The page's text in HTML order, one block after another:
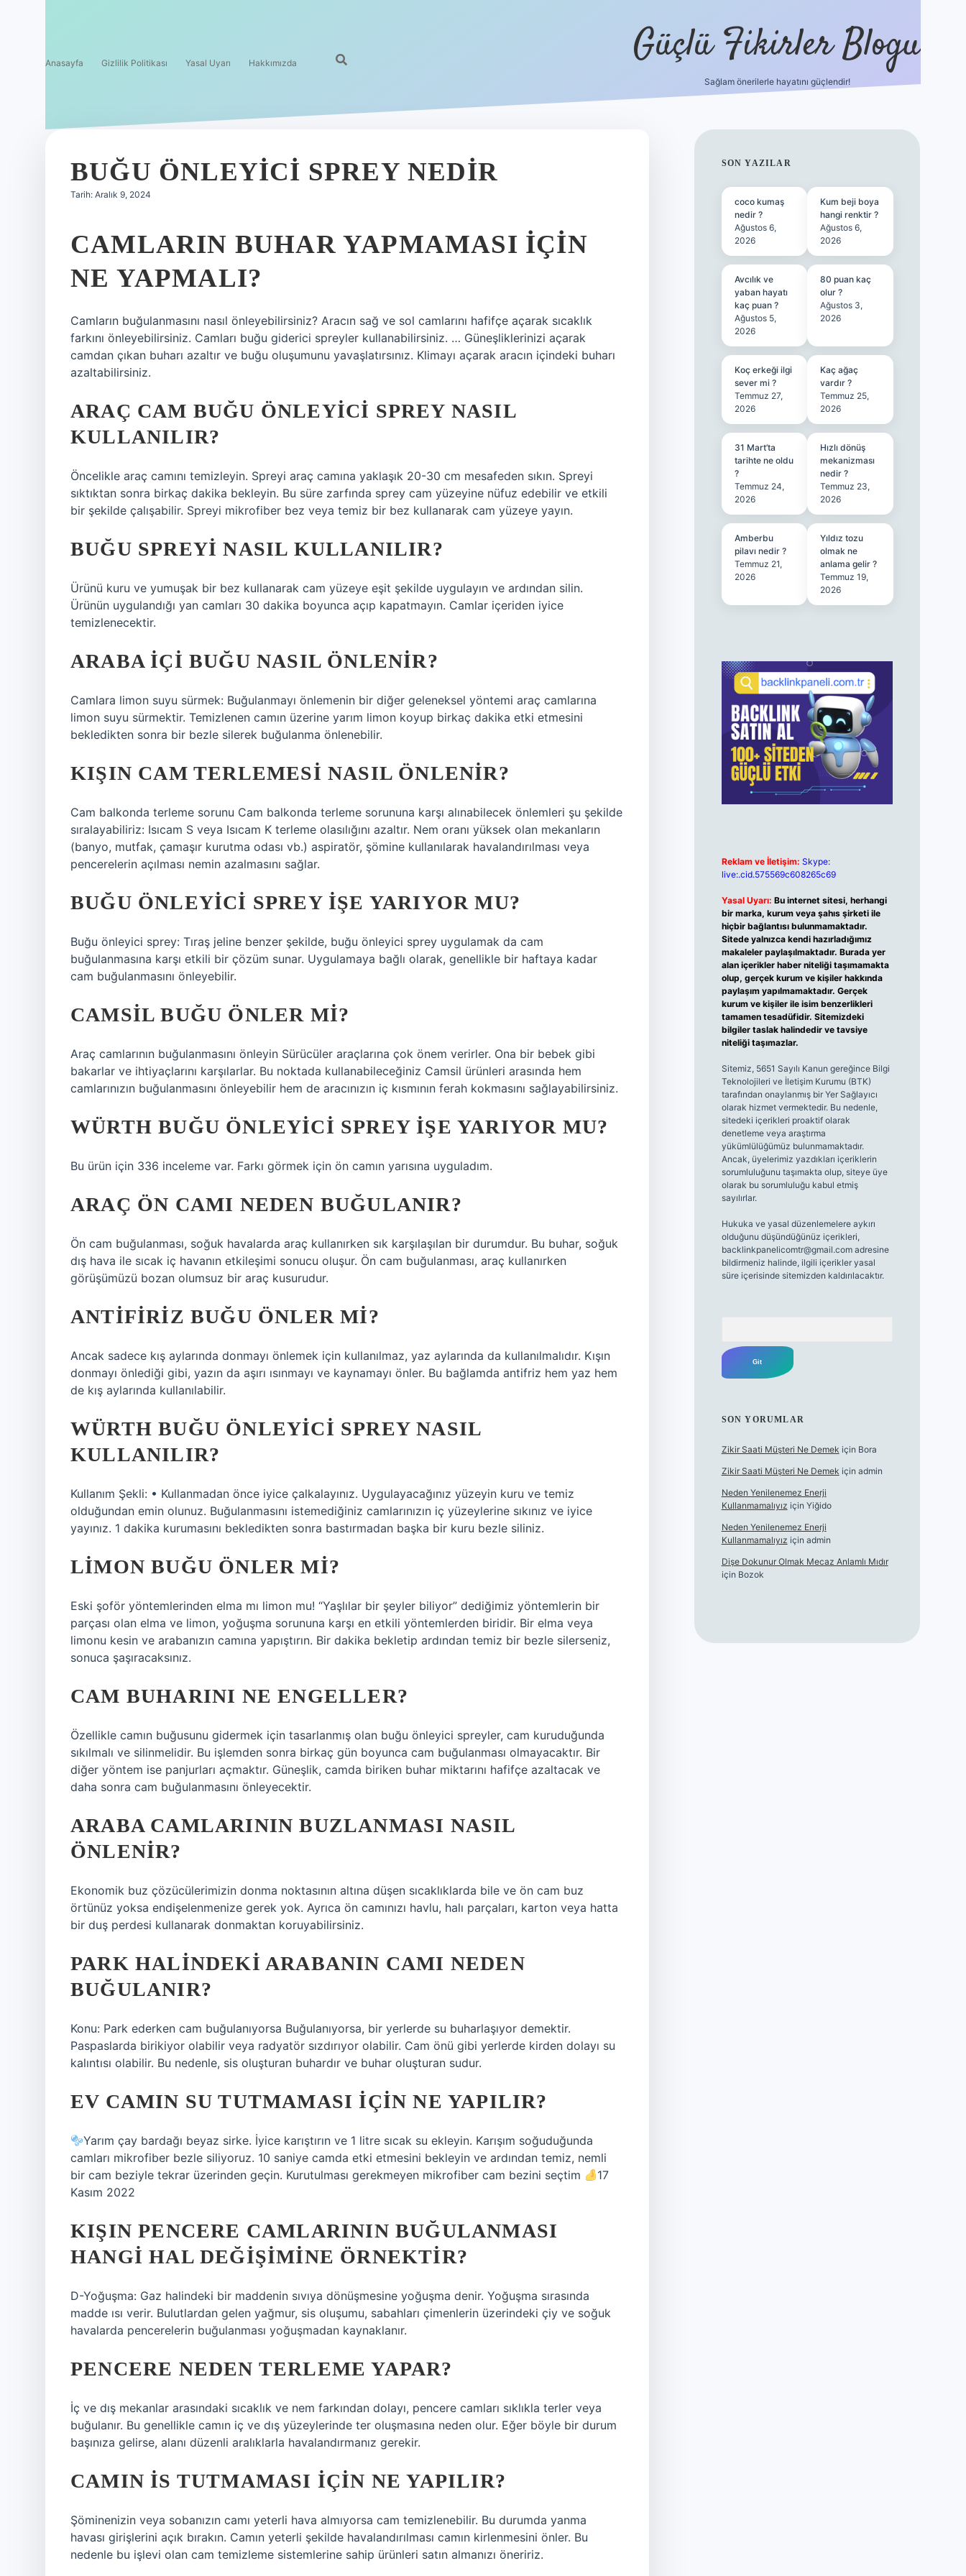
Anasayfa Gizlilik Politikası Yasal Uyarı Hakkımızda Güçlü Fikirler Blogu
Sağlam önerilerle hayatını güçlendir!
BUĞU ÖNLEYICI SPREY NEDIR
Tarih: Aralık 9, 2024
CAMLARIN BUHAR YAPMAMASI IÇIN
NE YAPMALI?
Camların buğulanmasını nasıl önleyebilirsiniz? Aracın sağ ve sol camlarını hafifçe açarak sıcaklık
farkını önleyebilirsiniz. Camları buğu giderici spreyler kullanabilirsiniz. … Güneşliklerinizi açarak
camdan çıkan buharı azaltır ve buğu oluşumunu yavaşlatırsınız. Klimayı açarak aracın içindeki buharı
azaltabilirsiniz.
ARAÇ CAM BUĞU ÖNLEYICI SPREY NASIL
KULLANILIR?
Öncelikle araç camını temizleyin. Spreyi araç camına yaklaşık 20-30 cm mesafeden sıkın. Spreyi
sıktıktan sonra birkaç dakika bekleyin. Bu süre zarfında sprey cam yüzeyine nüfuz edebilir ve etkili
bir şekilde çalışabilir. Spreyi mikrofiber bez veya temiz bir bez kullanarak cam yüzeye yayın.
BUĞU SPREYI NASIL KULLANILIR?
Ürünü kuru ve yumuşak bir bez kullanarak cam yüzeye eşit şekilde uygulayın ve ardından silin.
Ürünün uygulandığı yan camları 30 dakika boyunca açıp kapatmayın. Camlar içeriden iyice
temizlenecektir.
ARABA IÇI BUĞU NASIL ÖNLENIR?
Camlara limon suyu sürmek: Buğulanmayı önlemenin bir diğer geleneksel yöntemi araç camlarına
limon suyu sürmektir. Temizlenen camın üzerine yarım limon koyup birkaç dakika etki etmesini
bekledikten sonra bir bezle silerek buğulanma önlenebilir.
KIŞIN CAM TERLEMESI NASIL ÖNLENIR?
Cam balkonda terleme sorunu Cam balkonda terleme sorununa karşı alınabilecek önlemleri şu şekilde
sıralayabiliriz: Isıcam S veya Isıcam K terleme olasılığını azaltır. Nem oranı yüksek olan mekanların
(banyo, mutfak, çamaşır kurutma odası vb.) aspiratör, şömine kullanılarak havalandırılması veya
pencerelerin açılması nemin azalmasını sağlar.
BUĞU ÖNLEYICI SPREY IŞE YARIYOR MU?
Buğu önleyici sprey: Tıraş jeline benzer şekilde, buğu önleyici sprey uygulamak da cam
buğulanmasına karşı etkili bir çözüm sunar. Uygulamaya bağlı olarak, genellikle bir haftaya kadar
cam buğulanmasını önleyebilir.
CAMSIL BUĞU ÖNLER MI?
Araç camlarının buğulanmasını önleyin Sürücüler araçlarına çok önem verirler. Ona bir bebek gibi
bakarlar ve ihtiyaçlarını karşılarlar. Bu noktada kullanabileceğiniz Camsil ürünleri arasında hem
camlarınızın buğulanmasını önleyebilir hem de aracınızın iç kısmının ferah kokmasını sağlayabilirsiniz.
WÜRTH BUĞU ÖNLEYICI SPREY IŞE YARIYOR MU?
Bu ürün için 336 inceleme var. Farkı görmek için ön camın yarısına uyguladım.
ARAÇ ÖN CAMI NEDEN BUĞULANIR?
Ön cam buğulanması, soğuk havalarda araç kullanırken sık karşılaşılan bir durumdur. Bu buhar, soğuk
dış hava ile sıcak iç havanın etkileşimi sonucu oluşur. Ön cam buğulanması, araç kullanırken
görüşümüzü bozan olumsuz bir araç kusurudur.
ANTIFIRIZ BUĞU ÖNLER MI?
Ancak sadece kış aylarında donmayı önlemek için kullanılmaz, yaz aylarında da kullanılmalıdır. Kışın
donmayı önlediği gibi, yazın da aşırı ısınmayı ve kaynamayı önler. Bu bağlamda antifriz hem yaz hem
de kış aylarında kullanılabilir.
WÜRTH BUĞU ÖNLEYICI SPREY NASIL
KULLANILIR?
Kullanım Şekli: • Kullanmadan önce iyice çalkalayınız. Uygulayacağınız yüzeyin kuru ve temiz
olduğundan emin olunuz. Buğulanmasını istemediğiniz camlarınızın iç yüzeylerine sıkınız ve iyice
yayınız. 1 dakika kurumasını bekledikten sonra bastırmadan başka bir kuru bezle siliniz.
LIMON BUĞU ÖNLER MI?
Eski şoför yöntemlerinden elma mı limon mu! “Yaşlılar bir şeyler biliyor” dediğimiz yöntemlerin bir
parçası olan elma ve limon, yoğuşma sorununa karşı en etkili yöntemlerden biridir. Bir elma veya
limonu kesin ve arabanızın camına yapıştırın. Bir dakika bekletip ardından temiz bir bezle silerseniz,
sonuca şaşıracaksınız.
CAM BUHARINI NE ENGELLER?
Özellikle camın buğusunu gidermek için tasarlanmış olan buğu önleyici spreyler, cam kuruduğunda
sıkılmalı ve silinmelidir. Bu işlemden sonra birkaç gün boyunca cam buğulanması olmayacaktır. Bir
diğer yöntem ise panjurları açmaktır. Güneşlik, camda biriken buhar miktarını hafifçe azaltacak ve
daha sonra cam buğulanmasını önleyecektir.
ARABA CAMLARININ BUZLANMASI NASIL
ÖNLENIR?
Ekonomik buz çözücülerimizin donma noktasının altına düşen sıcaklıklarda bile ve ön cam buz
örtünüz yoksa endişelenmenize gerek yok. Ayrıca ön camınızı havlu, halı parçaları, karton veya hatta
bir duş perdesi kullanarak donmaktan koruyabilirsiniz.
PARK HALINDEKI ARABANIN CAMI NEDEN
BUĞULANIR?
Konu: Park ederken cam buğulanıyorsa Buğulanıyorsa, bir yerlerde su buharlaşıyor demektir.
Paspaslarda birikiyor olabilir veya radyatör sızdırıyor olabilir. Cam önü gibi yerlerde kirden dolayı su
kalıntısı olabilir. Bu nedenle, sis oluşturan buhardır ve buhar oluşturan sudur.
EV CAMIN SU TUTMAMASI IÇIN NE YAPILIR?
Yarım çay bardağı beyaz sirke. İyice karıştırın ve 1 litre sıcak su ekleyin. Karışım soğuduğunda
camları mikrofiber bezle siliyoruz. 10 saniye camda etki etmesini bekleyin ve ardından temiz, nemli
bir cam beziyle tekrar üzerinden geçin. Kurutulması gerekmeyen mikrofiber cam bezini seçtim
17
Kasım 2022
KIŞIN PENCERE CAMLARININ BUĞULANMASI
HANGI HAL DEĞIŞIMINE ÖRNEKTIR?
D-Yoğuşma: Gaz halindeki bir maddenin sıvıya dönüşmesine yoğuşma denir. Yoğuşma sırasında
madde ısı verir. Bulutlardan gelen yağmur, sis oluşumu, sabahları çimenlerin üzerindeki çiy ve soğuk
havalarda pencerelerin buğulanması yoğuşmadan kaynaklanır.
PENCERE NEDEN TERLEME YAPAR?
İç ve dış mekanlar arasındaki sıcaklık ve nem farkından dolayı, pencere camları sıklıkla terler veya
buğulanır. Bu genellikle camın iç ve dış yüzeylerinde ter oluşmasına neden olur. Eğer böyle bir durum
başınıza gelirse, alanı düzenli aralıklarla havalandırmanız gerekir.
CAMIN IS TUTMAMASI IÇIN NE YAPILIR?
Şöminenizin veya sobanızın camı yeterli hava almıyorsa cam temizlenebilir. Bu durumda yanma
havası girişlerini açık bırakın. Camın yeterli şekilde havalandırılması camın kirlenmesini önler. Bu
nedenle bu işlevi olan cam temizleme sistemlerine sahip ürünleri satın almanızı öneririz.
SIDEBAR
SON YAZILAR
coco kumaş
nedir ?
Ağustos 6,
2026
Kum beji boya
hangi renktir ?
Ağustos 6,
2026
Avcılık ve
yaban hayatı
kaç puan ?
Ağustos 5,
2026
80 puan kaç
olur ?
Ağustos 3,
2026
Koç erkeği ilgi
sever mi ?
Temmuz 27,
2026
Kaç ağaç
vardır ?
Temmuz 25,
2026
31 Mart’ta
tarihte ne oldu
?
Temmuz 24,
2026
Hızlı dönüş
mekanizması
nedir ?
Temmuz 23,
2026
Amberbu
pilavı nedir ?
Temmuz 21,
2026
Yıldız tozu
olmak ne
anlama gelir ?
Temmuz 19,
2026
Reklam ve İletişim: Skype:
live:.cid.575569c608265c69
Yasal Uyarı: Bu internet sitesi, herhangi
bir marka, kurum veya şahıs şirketi ile
hiçbir bağlantısı bulunmamaktadır.
Sitede yalnızca kendi hazırladığımız
makaleler paylaşılmaktadır. Burada yer
alan içerikler haber niteliği taşımamakta
olup, gerçek kurum ve kişiler hakkında
paylaşım yapılmamaktadır. Gerçek
kurum ve kişiler ile isim benzerlikleri
tamamen tesadüfidir. Sitemizdeki
bilgiler taslak halindedir ve tavsiye
niteliği taşımazlar.
Sitemiz, 5651 Sayılı Kanun gereğince Bilgi
Teknolojileri ve İletişim Kurumu (BTK)
tarafından onaylanmış bir Yer Sağlayıcı
olarak hizmet vermektedir. Bu nedenle,
sitedeki içerikleri proaktif olarak
denetleme veya araştırma
yükümlülüğümüz bulunmamaktadır.
Ancak, üyelerimiz yazdıkları içeriklerin
sorumluluğunu taşımakta olup, siteye üye
olarak bu sorumluluğu kabul etmiş
sayılırlar.
Hukuka ve yasal düzenlemelere aykırı
olduğunu düşündüğünüz içerikleri,
backlinkpanelicomtr@gmail.comadresine
bildirmeniz halinde, ilgili içerikler yasal
süre içerisinde sitemizden kaldırılacaktır.
SON YORUMLAR
Zikir Saati Müşteri Ne Demek için Bora
Zikir Saati Müşteri Ne Demek için admin
Neden Yenilenemez Enerji
Kullanmamalıyız için Yiğido
Neden Yenilenemez Enerji
Kullanmamalıyız için admin
Dişe Dokunur Olmak Mecaz Anlamlı Mıdır
için Bozok
ilbet bahis sitesi